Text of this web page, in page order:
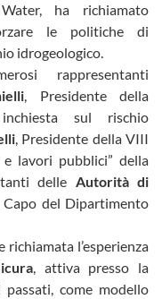
ha richiamato
le politiche di
idrogeologico.
rappresentanti
, Presidente della
sul rischio
, Presidente della VIII
lavori pubblici” della
delle Autorità di
Capo del Dipartimento
l’esperienza
, attiva presso la
come modello